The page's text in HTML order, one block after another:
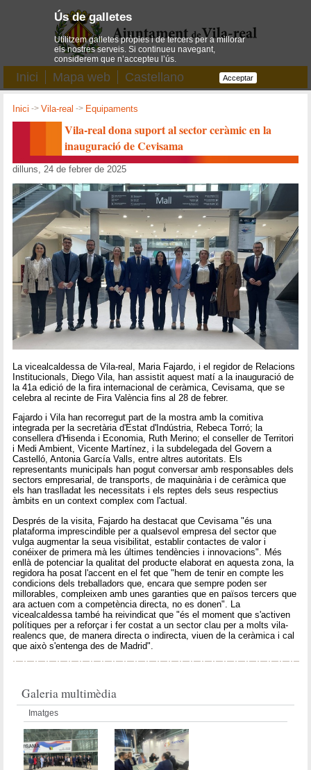
Inici Mapa web Castellano
Inici ->Vila-real -> Equipaments
Vila-real dona suport al sector ceràmic en la
inauguració de Cevisama
dilluns, 24 de febrer de 2025
La vicealcaldessa de Vila-real, Maria Fajardo, i el regidor de Relacions
Institucionals, Diego Vila, han assistit aquest matí a la inauguració de
la 41a edició de la fira internacional de ceràmica, Cevisama, que se
celebra al recinte de Fira València fins al 28 de febrer.
Fajardo i Vila han recorregut part de la mostra amb la comitiva
integrada per la secretària d'Estat d'Indústria, Rebeca Torró; la
consellera d'Hisenda i Economia, Ruth Merino; el conseller de Territori
i Medi Ambient, Vicente Martínez, i la subdelegada del Govern a
Castelló, Antonia García Valls, entre altres autoritats. Els
representants municipals han pogut conversar amb responsables dels
sectors empresarial, de transports, de maquinària i de ceràmica que
els han traslladat les necessitats i els reptes dels seus respectius
àmbits en un context complex com l'actual.
Després de la visita, Fajardo ha destacat que Cevisama "és una
plataforma imprescindible per a qualsevol empresa del sector que
vulga augmentar la seua visibilitat, establir contactes de valor i
conéixer de primera mà les últimes tendències i innovacions". Més
enllà de potenciar la qualitat del producte elaborat en aquesta zona, la
regidora ha posat l'accent en el fet que "hem de tenir en compte les
condicions dels treballadors que, encara que sempre poden ser
millorables, compleixen amb unes garanties que en països tercers que
ara actuen com a competència directa, no es donen". La
vicealcaldessa també ha reivindicat que "és el moment que s'activen
polítiques per a reforçar i fer costat a un sector clau per a molts vila-
realencs que, de manera directa o indirecta, viuen de la ceràmica i cal
que això s'entenga des de Madrid".
Galeria multimèdia
Imatges
Ús de galletes
Utilitzem galletes pròpies i de tercers per a millorar
els nostres serveis. Si continueu navegant,
considerem que n’accepteu l’ús.
Acceptar